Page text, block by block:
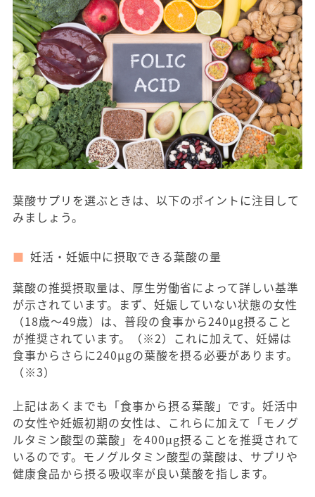
葉酸サプリを選ぶときは、以下のポイントに注目して
みましょう。
妊活・妊娠中に摂取できる葉酸の量
葉酸の推奨摂取量は、厚生労働省によって詳しい基準
が示されています。まず、妊娠していない状態の女性
（18歳〜49歳）は、普段の食事から240μg摂ること
が推奨されています。（※2）これに加えて、妊婦は
食事からさらに240μgの葉酸を摂る必要があります。
（※3）
上記はあくまでも「食事から摂る葉酸」です。妊活中
の女性や妊娠初期の女性は、これらに加えて「モノグ
ルタミン酸型の葉酸」を400μg摂ることを推奨されて
いるのです。モノグルタミン酸型の葉酸は、サプリや
健康食品から摂る吸収率が良い葉酸を指します。